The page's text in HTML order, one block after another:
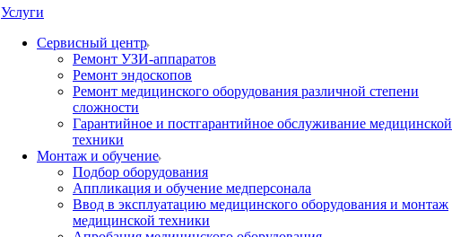
Услуги
Сервисный центр
Ремонт УЗИ-аппаратов
Ремонт эндоскопов
Ремонт медицинского оборудования различной степени
сложности
Гарантийное и постгарантийное обслуживание медицинской
техники
Монтаж и обучение
Подбор оборудования
Аппликация и обучение медперсонала
Ввод в эксплуатацию медицинского оборудования и монтаж
медицинской техники